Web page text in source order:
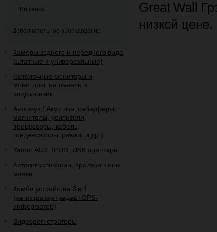
Brilliance
Дополнительное оборудование
Камеры заднего и переднего вида
(штатные и универсальные)
Потолочные мониторы и
мониторы, на панель и
подголовник.
Автозвук ( Акустика, сабвуферы,
магнитолы, усилители,
процессоры, кабель,
конденсаторы, рамки, и др.)
Yatour AUX, IPOD, USB адаптеры
Автосигнализации, брелоки к ним,
маяки
Комбо устройства 3 в 1
(регистратор+радар+GPS-
информатор)
Видеорегистраторы
Great Wall
низкой цене.